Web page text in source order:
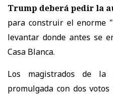
Trump deberá pedir la
para construir el enorme
levantar donde antes se
Casa Blanca.
Los magistrados de la
promulgada con dos